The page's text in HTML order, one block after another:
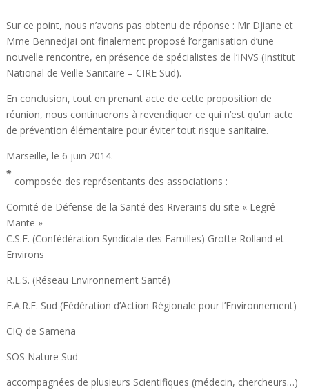
Sur ce point, nous n’avons pas obtenu de réponse : Mr Djiane et
Mme Bennedjai ont finalement proposé l’organisation d’une
nouvelle rencontre, en présence de spécialistes de l’INVS (Institut
National de Veille Sanitaire – CIRE Sud).
En conclusion, tout en prenant acte de cette proposition de
réunion, nous continuerons à revendiquer ce qui n’est qu’un acte
de prévention élémentaire pour éviter tout risque sanitaire.
Marseille, le 6 juin 2014.
*
composée des représentants des associations :
Comité de Défense de la Santé des Riverains du site « Legré
C.S.F. (Confédération Syndicale des Familles) Grotte Rolland et
Environs
R.E.S. (Réseau Environnement Santé)
F.A.R.E. Sud (Fédération d’Action Régionale pour l’Environnement)
CIQ de Samena
SOS Nature Sud
accompagnées de plusieurs Scientifiques (médecin, chercheurs…)